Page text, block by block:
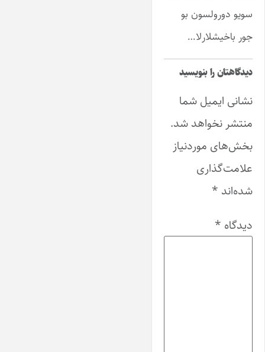
سویو دورولسون بو
جور باخیشلارلا…
دیدگاهتان را بنویسید
نشانی ایمیل شما
منتشر نخواهد شد.
بخش‌های موردنیاز
علامت‌گذاری
شده‌اند *
دیدگاه *